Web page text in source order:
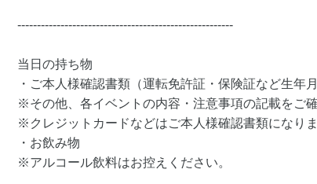
-------------------------------------------------------
当日の持ち物
・ご本人様確認書類（運転免許証・保険証など生年
※その他、各イベントの内容・注意事項の記載をご確
※クレジットカードなどはご本人様確認書類になり
・お飲み物
※アルコール飲料はお控えください。